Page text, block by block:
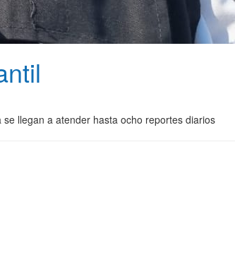
llegan a atender hasta ocho reportes diarios